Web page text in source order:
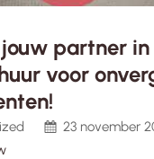
jouw partner in
voor
23 november